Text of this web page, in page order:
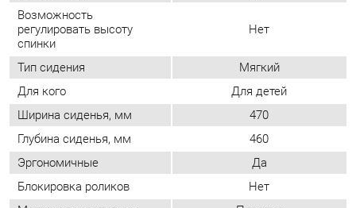
Глубина сиденья, мм
Эргономичные
Да
Блокировка роликов
Нет
Материал крестовины
Пластик
Материал роликов
Пластик
Количество роликов
Высота сиденья, мм 430
Растущие
Да
Максимальная высота
сиденья, мм
525